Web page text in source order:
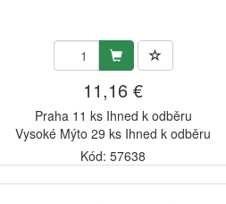
11,16 €
Praha 11 ks Ihned k odběru
Vysoké Mýto 29 ks Ihned k odběru
Kód: 57638